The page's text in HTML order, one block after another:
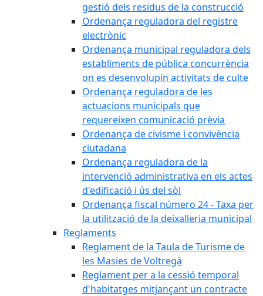
gestió dels residus de la construcció
Ordenança reguladora del registre
electrònic
Ordenança municipal reguladora dels
establiments de pública concurrència
on es desenvolupin activitats de culte
Ordenança reguladora de les
actuacions municipals que
requereixen comunicació prèvia
Ordenança de civisme i convivència
ciutadana
Ordenança reguladora de la
intervenció administrativa en els actes
d'edificació i ús del sòl
Ordenança fiscal número 24 - Taxa per
la utilització de la deixalleria municipal
Reglaments
Reglament de la Taula de Turisme de
les Masies de Voltregà
Reglament per a la cessió temporal
d'habitatges mitjançant un contracte